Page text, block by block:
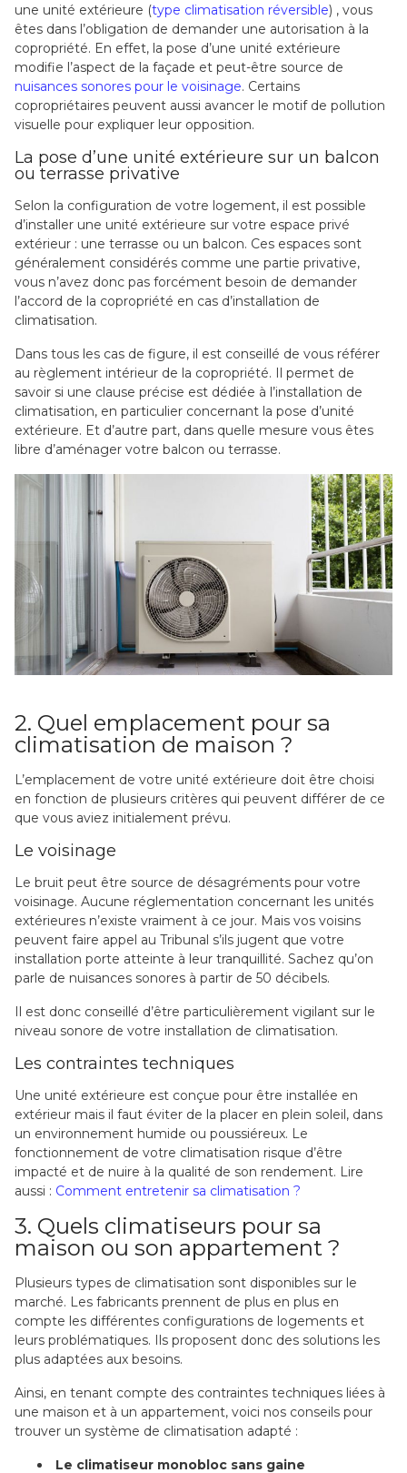
une unité extérieure (type climatisation réversible) , vous
êtes dans l’obligation de demander une autorisation à la
copropriété. En effet, la pose d’une unité extérieure
modifie l’aspect de la façade et peut-être source de
nuisances sonores pour le voisinage. Certains
copropriétaires peuvent aussi avancer le motif de pollution
visuelle pour expliquer leur opposition.
La pose d’une unité extérieure sur un balcon
ou terrasse privative
Selon la configuration de votre logement, il est possible
d’installer une unité extérieure sur votre espace privé
extérieur : une terrasse ou un balcon. Ces espaces sont
généralement considérés comme une partie privative,
vous n’avez donc pas forcément besoin de demander
l’accord de la copropriété en cas d’installation de
climatisation.
Dans tous les cas de figure, il est conseillé de vous référer
au règlement intérieur de la copropriété. Il permet de
savoir si une clause précise est dédiée à l’installation de
climatisation, en particulier concernant la pose d’unité
extérieure. Et d’autre part, dans quelle mesure vous êtes
libre d’aménager votre balcon ou terrasse.
2. Quel emplacement pour sa
climatisation de maison ?
L’emplacement de votre unité extérieure doit être choisi
en fonction de plusieurs critères qui peuvent différer de ce
que vous aviez initialement prévu.
Le voisinage
Le bruit peut être source de désagréments pour votre
voisinage. Aucune réglementation concernant les unités
extérieures n’existe vraiment à ce jour. Mais vos voisins
peuvent faire appel au Tribunal s’ils jugent que votre
installation porte atteinte à leur tranquillité. Sachez qu’on
parle de nuisances sonores à partir de 50 décibels.
Il est donc conseillé d’être particulièrement vigilant sur le
niveau sonore de votre installation de climatisation.
Les contraintes techniques
Une unité extérieure est conçue pour être installée en
extérieur mais il faut éviter de la placer en plein soleil, dans
un environnement humide ou poussiéreux. Le
fonctionnement de votre climatisation risque d’être
impacté et de nuire à la qualité de son rendement. Lire
aussi : Comment entretenir sa climatisation ?
3. Quels climatiseurs pour sa
maison ou son appartement ?
Plusieurs types de climatisation sont disponibles sur le
marché. Les fabricants prennent de plus en plus en
compte les différentes configurations de logements et
leurs problématiques. Ils proposent donc des solutions les
plus adaptées aux besoins.
Ainsi, en tenant compte des contraintes techniques liées à
une maison et à un appartement, voici nos conseils pour
trouver un système de climatisation adapté :
Le climatiseur monobloc sans gaine